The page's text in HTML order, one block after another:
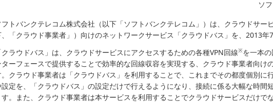
ソ
トバンクテレコム株式会社（以下「ソフトバンクテレコム」）は、クラウドサー
「クラウド事業者」）向けのネットワークサービス「クラウドバス」を、2013年
ラウドバス」は、クラウドサービスにアクセスするための各種VPN回線※を一本
ーフェースで提供することで効率的な回線収容を実現する、クラウド事業者向け
クラウド事業者は「クラウドバス」を利用することで、これまでその都度個別に
定を、「クラウドバス」の設定だけで行えるようになり、接続に係る大幅な時間
。また、クラウド事業者は本サービスを利用することでクラウドサービスだけで